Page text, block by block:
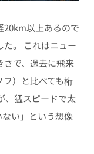
20km以上あるので
。 これはニュー
さで、過去に飛来
）と比べても桁
、猛スピードで太
い」という想像